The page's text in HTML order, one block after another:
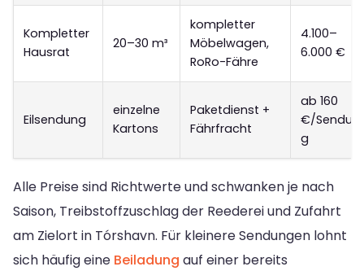
Kompletter
Hausrat
20–30 m³
kompletter
Möbelwagen,
RoRo-Fähre
4.100–
6.000 €
Eilsendung
einzelne
Kartons
Paketdienst +
Fährfracht
ab 160
€/Sendun
g
Alle Preise sind Richtwerte und schwanken je nach
Saison, Treibstoffzuschlag der Reederei und Zufahrt
am Zielort in Tórshavn. Für kleinere Sendungen lohnt
sich häufig eine Beiladung auf einer bereits